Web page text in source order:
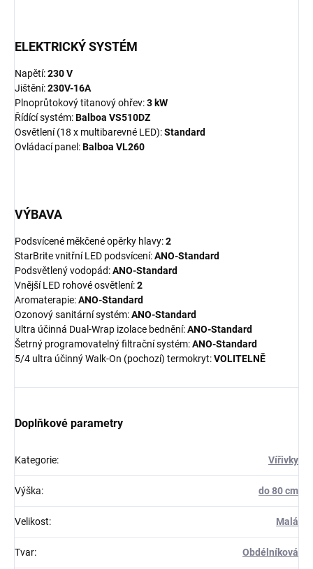
ELEKTRICKÝ SYSTÉM
Napětí:230 V
Jištění:230V-16A
Plnoprůtokový titanový ohřev:3 kW
Řídící systém:Balboa VS510DZ
Osvětlení (18 x multibarevné LED):Standard
Ovládací panel:Balboa VL260
VÝBAVA
Podsvícené měkčené opěrky hlavy:2
StarBrite vnitřní LED podsvícení:ANO-Standard
Podsvětlený vodopád:ANO-Standard
Vnější LED rohové osvětlení:2
Aromaterapie:ANO-Standard
Ozonový sanitární systém:ANO-Standard
Ultra účinná Dual-Wrap izolace bednění:ANO-Standard
Šetrný programovatelný filtrační systém:ANO-Standard
5/4 ultra účinný Walk-On (pochozí) termokryt:VOLITELNĚ
Doplňkové parametry
Kategorie: Vířivky
Výška: do 80 cm
Velikost: Malá
Tvar: Obdélníková